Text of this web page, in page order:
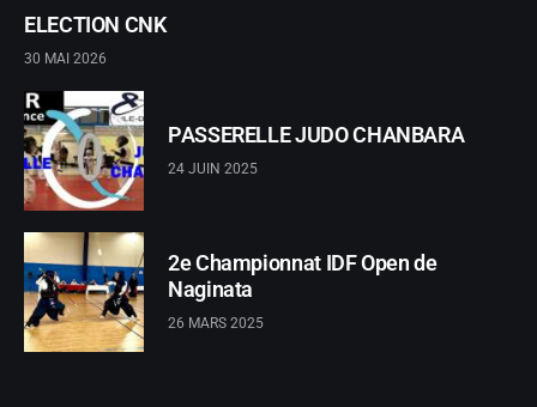
ELECTION CNK
30 MAI 2026
PASSERELLE JUDO CHANBARA
24 JUIN 2025
2e Championnat IDF Open de
Naginata
26 MARS 2025